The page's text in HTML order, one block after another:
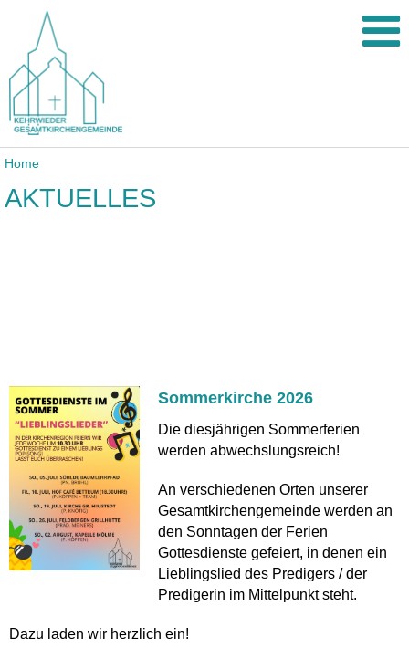
Home
AKTUELLES
Sommerkirche 2026
Die diesjährigen Sommerferien
werden abwechslungsreich!
An verschiedenen Orten unserer
Gesamtkirchengemeinde werden an
den Sonntagen der Ferien
Gottesdienste gefeiert, in denen ein
Lieblingslied des Predigers / der
Predigerin im Mittelpunkt steht.
Dazu laden wir herzlich ein!